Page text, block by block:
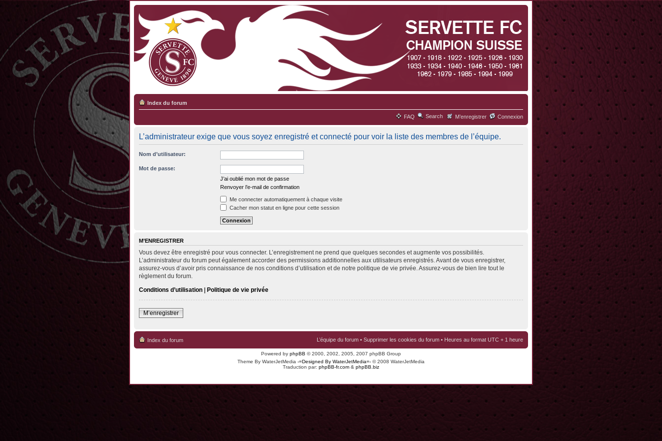
Index du forum
FAQ Search M’enregistrer Connexion
L’administrateur exige que vous soyez enregistré et connecté pour voir la liste des membres de l’équipe.
Nom d’utilisateur:
Mot de passe:
J’ai oublié mon mot de passe
Renvoyer l’e-mail de confirmation
Me connecter automatiquement à chaque visite
Cacher mon statut en ligne pour cette session
M’ENREGISTRER
Vous devez être enregistré pour vous connecter. L’enregistrement ne prend que quelques secondes et augmente vos possibilités.
L’administrateur du forum peut également accorder des permissions additionnelles aux utilisateurs enregistrés. Avant de vous enregistrer,
assurez-vous d’avoir pris connaissance de nos conditions d’utilisation et de notre politique de vie privée. Assurez-vous de bien lire tout le
règlement du forum.
Conditions d’utilisation | Politique de vie privée
M’enregistrer
Index du forum L’équipe du forum • Supprimer les cookies du forum • Heures au format UTC + 1 heure
Powered by phpBB © 2000, 2002, 2005, 2007 phpBB Group
Theme By WaterJetMedia -=Designed By WaterJetMedia=- © 2008 WaterJetMedia
Traduction par: phpBB-fr.com & phpBB.biz